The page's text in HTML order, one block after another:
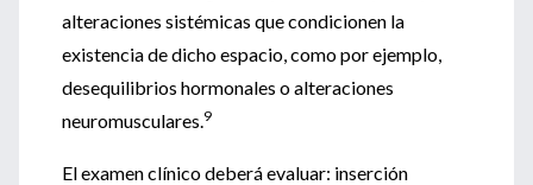
alteraciones sistémicas que condicionen la
existencia de dicho espacio, como por ejemplo,
desequilibrios hormonales o alteraciones
neuromusculares.9
El examen clínico deberá evaluar: inserción